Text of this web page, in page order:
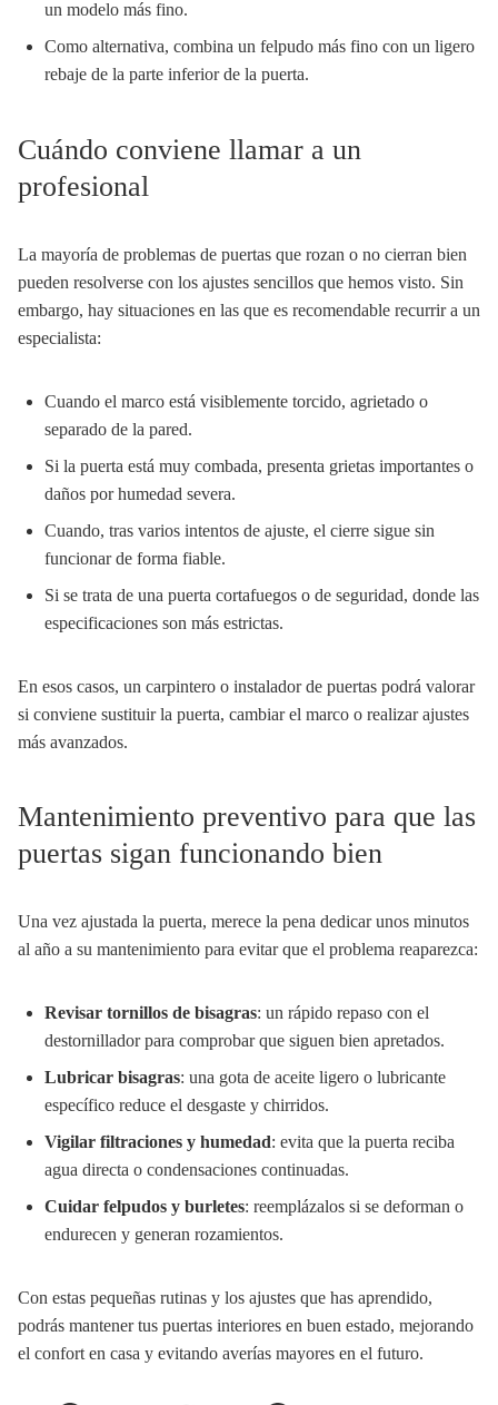
un modelo más fino.
Como alternativa, combina un felpudo más fino con un ligero
rebaje de la parte inferior de la puerta.
Cuándo conviene llamar a un
profesional
La mayoría de problemas de puertas que rozan o no cierran bien
pueden resolverse con los ajustes sencillos que hemos visto. Sin
embargo, hay situaciones en las que es recomendable recurrir a un
especialista:
Cuando el marco está visiblemente torcido, agrietado o
separado de la pared.
Si la puerta está muy combada, presenta grietas importantes o
daños por humedad severa.
Cuando, tras varios intentos de ajuste, el cierre sigue sin
funcionar de forma fiable.
Si se trata de una puerta cortafuegos o de seguridad, donde las
especificaciones son más estrictas.
En esos casos, un carpintero o instalador de puertas podrá valorar
si conviene sustituir la puerta, cambiar el marco o realizar ajustes
más avanzados.
Mantenimiento preventivo para que las
puertas sigan funcionando bien
Una vez ajustada la puerta, merece la pena dedicar unos minutos
al año a su mantenimiento para evitar que el problema reaparezca:
Revisar tornillos de bisagras: un rápido repaso con el
destornillador para comprobar que siguen bien apretados.
Lubricar bisagras: una gota de aceite ligero o lubricante
específico reduce el desgaste y chirridos.
Vigilar filtraciones y humedad: evita que la puerta reciba
agua directa o condensaciones continuadas.
Cuidar felpudos y burletes: reemplázalos si se deforman o
endurecen y generan rozamientos.
Con estas pequeñas rutinas y los ajustes que has aprendido,
podrás mantener tus puertas interiores en buen estado, mejorando
el confort en casa y evitando averías mayores en el futuro.